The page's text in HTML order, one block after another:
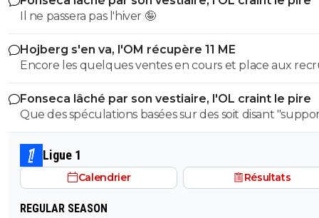
Il ne passera pas l'hiver 🤪
Hojberg s'en va, l'OM récupère 11 ME
Encore les quelques ventes en cours et place aux
maintenant 👊⚽
Fonseca lâché par son vestiaire, l'OL craint le pire
Que des spéculations basées sur des soit disant
de X....
Ligue 1
Calendrier Résultats
REGULAR SEASON